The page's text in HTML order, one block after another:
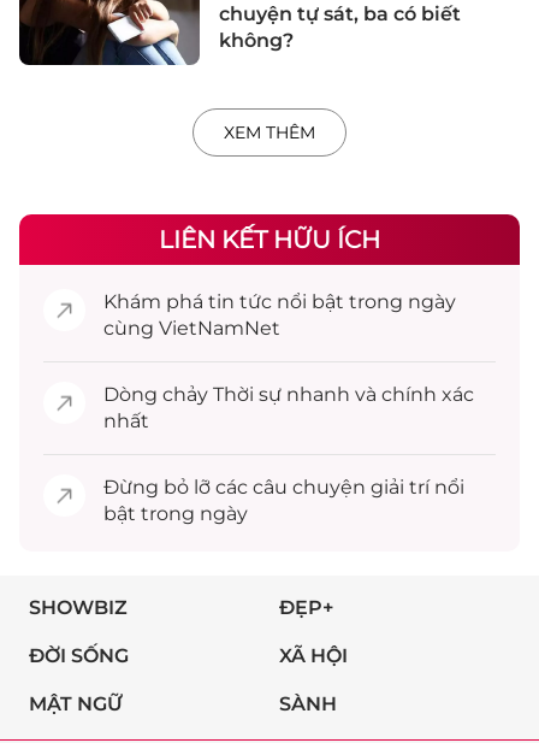
chuyện tự sát, ba có biết
không?
XEM THÊM
LIÊN KẾT HỮU ÍCH
Khám phá tin tức nổi bật trong ngày
cùng VietNamNet
Dòng chảy Thời sự nhanh và chính xác
nhất
Đừng bỏ lỡ các câu chuyện giải trínổi
bật trong ngày
SHOWBIZ ĐẸP+
ĐỜI SỐNG XÃ HỘI
MẬT NGỮ SÀNH